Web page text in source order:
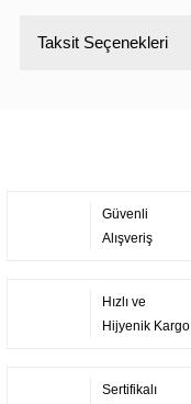
Taksit Seçenekleri
Güvenli
Alışveriş
Hızlı ve
Hijyenik Kargo
Sertifikalı